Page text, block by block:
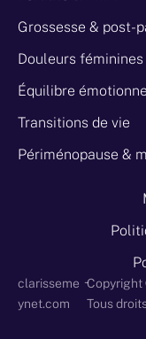
Grossesse & post-
Douleurs
Équilibre
Transitions de vie
Périménopause &
clarisseme
ynet.com
-Copyright
Tous